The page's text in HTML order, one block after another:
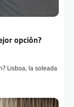
opción?
Lisboa, la soleada